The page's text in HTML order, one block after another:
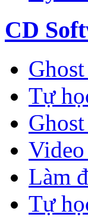
CD
Tự
Làm
Tự